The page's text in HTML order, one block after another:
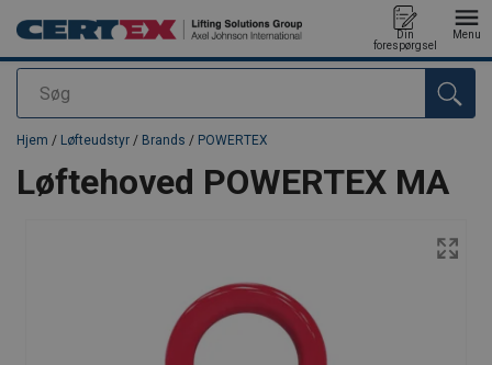
Søg
Din
forespørgsel
Menu
Produktet blev tilføjet til din forespørgsel
Hjem / Løfteudstyr / Brands / POWERTEX
Løftehoved POWERTEX MA